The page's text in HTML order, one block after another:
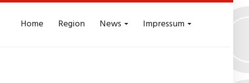
Home Region News Impressum